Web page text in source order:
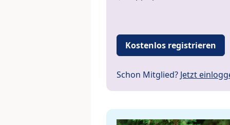
Kostenlos registrieren
Schon Mitglied? Jetzt